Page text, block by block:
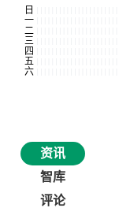
资讯
智库
评论